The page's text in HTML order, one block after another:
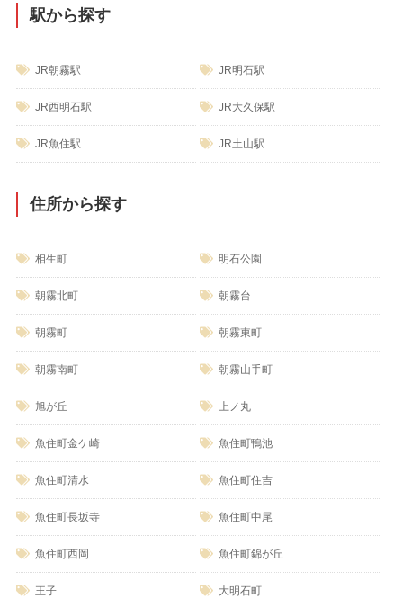
駅から探す
JR朝霧駅 JR明石駅
JR西明石駅 JR大久保駅
JR魚住駅 JR土山駅
住所から探す
相生町 明石公園
朝霧北町 朝霧台
朝霧町 朝霧東町
朝霧南町 朝霧山手町
旭が丘 上ノ丸
魚住町金ケ崎 魚住町鴨池
魚住町清水 魚住町住吉
魚住町長坂寺 魚住町中尾
魚住町西岡 魚住町錦が丘
王子 大明石町